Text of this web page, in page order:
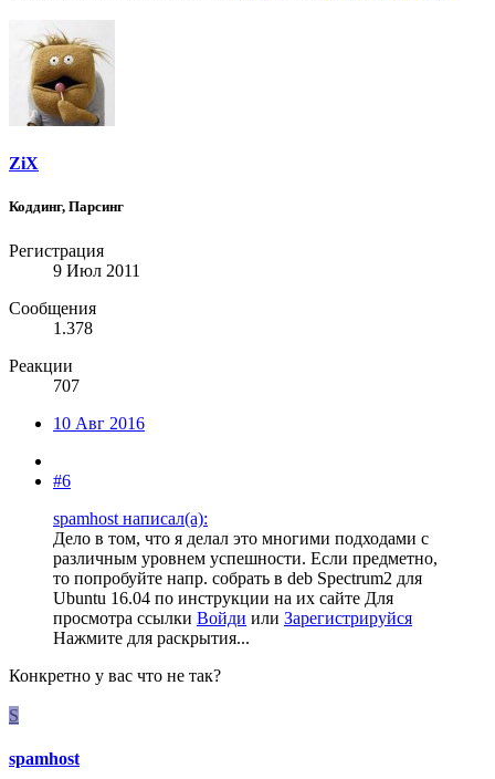
ZiX
Коддинг, Парсинг
Регистрация
9 Июл 2011
Сообщения
1.378
Реакции
707
10 Авг 2016
#6
spamhost написал(а):
Дело в том, что я делал это многими подходами с
различным уровнем успешности. Если предметно,
то попробуйте напр. собрать в deb Spectrum2 для
Ubuntu 16.04 по инструкции на их сайте Для
просмотра ссылки Войди или Зарегистрируйся
Нажмите для раскрытия...
Конкретно у вас что не так?
S
spamhost